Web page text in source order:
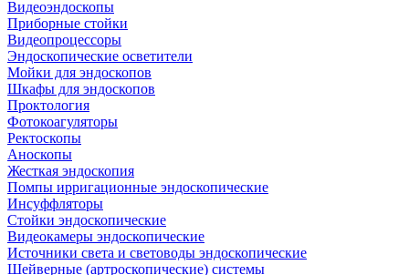
Видеоэндоскопы
Приборные стойки
Видеопроцессоры
Эндоскопические осветители
Мойки для эндоскопов
Шкафы для эндоскопов
Проктология
Фотокоагуляторы
Ректоскопы
Аноскопы
Жесткая эндоскопия
Помпы ирригационные эндоскопические
Инсуффляторы
Стойки эндоскопические
Видеокамеры эндоскопические
Источники света и световоды эндоскопические
Шейверные (артроскопические) системы